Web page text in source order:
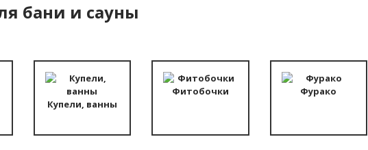
бани и сауны
Купели, ванны
Фитобочки
Фурако